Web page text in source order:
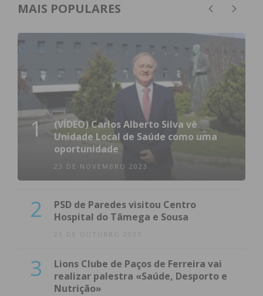
MAIS POPULARES
1
(VÍDEO) Carlos Alberto Silva vê
Unidade Local de Saúde como uma
oportunidade
23 DE NOVEMBRO 2023
2
PSD de Paredes visitou Centro
Hospital do Tâmega e Sousa
23 DE OUTUBRO 2023
3
Lions Clube de Paços de Ferreira vai
realizar palestra «Saúde, Desporto e
Nutrição»